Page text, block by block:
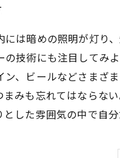
は暗めの照明が灯り
技術にも注目してみ
、ビールなどさまざ
みも忘れてはならな
した雰囲気の中で自